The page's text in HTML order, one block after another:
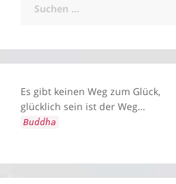
nach:
Es gibt keinen Weg zum Glück,
glücklich sein ist der Weg…
Buddha